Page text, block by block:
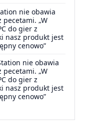
nie obawia
„W
do gier z
nasz produkt jest
cenowo”
nie obawia
„W
do gier z
nasz produkt jest
cenowo”